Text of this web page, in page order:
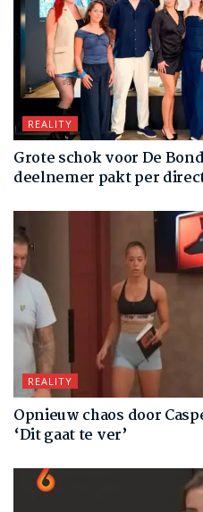
REALITY
Grote schok voor De
deelnemer pakt per
REALITY
Opnieuw chaos door
‘Dit gaat te ver’